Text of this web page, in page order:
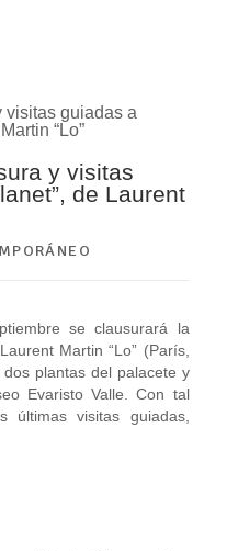
y visitas
de Laurent
se clausurará la
Martin “Lo” (París,
plantas del palacete y
Evaristo Valle. Con tal
últimas visitas guiadas,